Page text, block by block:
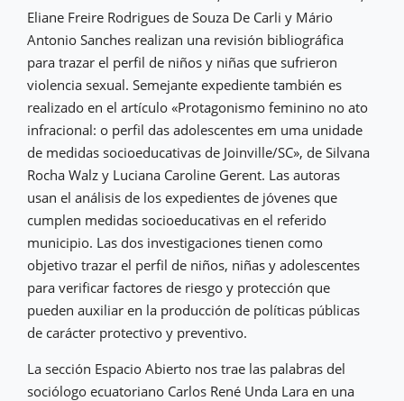
Eliane Freire Rodrigues de Souza De Carli y Mário
Antonio Sanches realizan una revisión bibliográfica
para trazar el perfil de niños y niñas que sufrieron
violencia sexual. Semejante expediente también es
realizado en el artículo «Protagonismo feminino no ato
infracional: o perfil das adolescentes em uma unidade
de medidas socioeducativas de Joinville/SC», de Silvana
Rocha Walz y Luciana Caroline Gerent. Las autoras
usan el análisis de los expedientes de jóvenes que
cumplen medidas socioeducativas en el referido
municipio. Las dos investigaciones tienen como
objetivo trazar el perfil de niños, niñas y adolescentes
para verificar factores de riesgo y protección que
pueden auxiliar en la producción de políticas públicas
de carácter protectivo y preventivo.
La sección Espacio Abierto nos trae las palabras del
sociólogo ecuatoriano Carlos René Unda Lara en una